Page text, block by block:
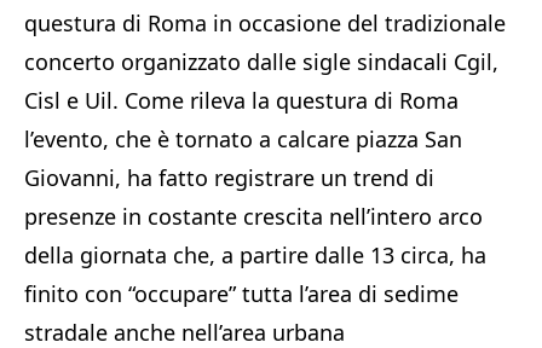
questura di Roma in occasione del tradizionale
concerto organizzato dalle sigle sindacali Cgil,
Cisl e Uil. Come rileva la questura di Roma
l’evento, che è tornato a calcare piazza San
Giovanni, ha fatto registrare un trend di
presenze in costante crescita nell’intero arco
della giornata che, a partire dalle 13 circa, ha
finito con “occupare” tutta l’area di sedime
stradale anche nell’area urbana